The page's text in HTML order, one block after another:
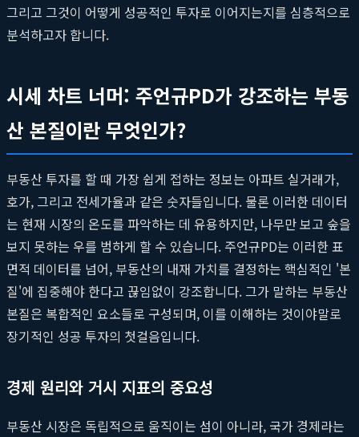
그리고 그것이 어떻게 성공적인 투자로 이어지는지를 심층적으로
분석하고자 합니다.
시세 차트 너머: 주언규PD가 강조하는 부동
산 본질이란 무엇인가?
부동산 투자를 할 때 가장 쉽게 접하는 정보는 아파트 실거래가,
호가, 그리고 전세가율과 같은 숫자들입니다. 물론 이러한 데이터
는 현재 시장의 온도를 파악하는 데 유용하지만, 나무만 보고 숲을
보지 못하는 우를 범하게 할 수 있습니다. 주언규PD는 이러한 표
면적 데이터를 넘어, 부동산의 내재 가치를 결정하는 핵심적인 '본
질'에 집중해야 한다고 끊임없이 강조합니다. 그가 말하는 부동산
본질은 복합적인 요소들로 구성되며, 이를 이해하는 것이야말로
장기적인 성공 투자의 첫걸음입니다.
경제 원리와 거시 지표의 중요성
부동산 시장은 독립적으로 움직이는 섬이 아니라, 국가 경제라는